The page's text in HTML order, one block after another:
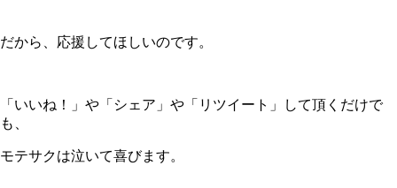
だから、応援してほしいのです。
「いいね！」や「シェア」や「リツイート」して頂くだけで
も、
モテサクは泣いて喜びます。